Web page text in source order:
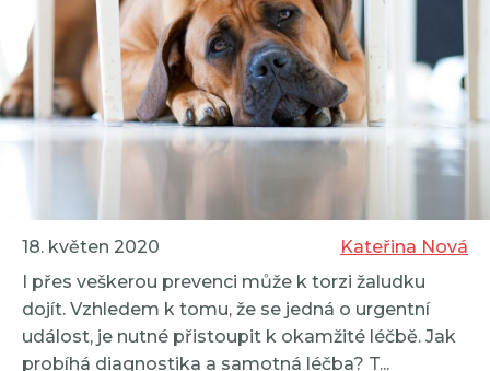
18. květen 2020
Kateřina Nová
I přes veškerou prevenci může k torzi žaludku
dojít. Vzhledem k tomu, že se jedná o urgentní
událost, je nutné přistoupit k okamžité léčbě. Jak
probíhá diagnostika a samotná léčba? T...